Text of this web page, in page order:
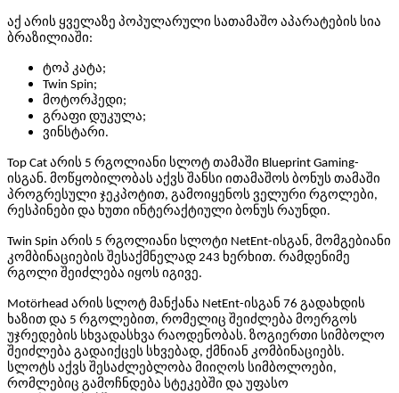
აქ არის ყველაზე პოპულარული სათამაშო აპარატების სია
ბრაზილიაში:
ტოპ კატა;
Twin Spin;
მოტორჰედი;
გრაფი დუკულა;
ვინსტარი.
Top Cat არის 5 რგოლიანი სლოტ თამაში Blueprint Gaming-
ისგან. მოწყობილობას აქვს შანსი ითამაშოს ბონუს თამაში
პროგრესული ჯეკპოტით, გამოიყენოს ველური რგოლები,
რესპინები და ხუთი ინტერაქტიული ბონუს რაუნდი.
Twin Spin არის 5 რგოლიანი სლოტი NetEnt-ისგან, მომგებიანი
კომბინაციების შესაქმნელად 243 ხერხით. რამდენიმე
რგოლი შეიძლება იყოს იგივე.
Motörhead არის სლოტ მანქანა NetEnt-ისგან 76 გადახდის
ხაზით და 5 რგოლებით, რომელიც შეიძლება მოერგოს
უჯრედების სხვადასხვა რაოდენობას. ზოგიერთი სიმბოლო
შეიძლება გადაიქცეს სხვებად, ქმნიან კომბინაციებს.
სლოტს აქვს შესაძლებლობა მიიღოს სიმბოლოები,
რომლებიც გამოჩნდება სტეკებში და უფასო